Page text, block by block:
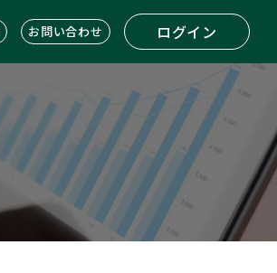
お問い合わせ ログイン